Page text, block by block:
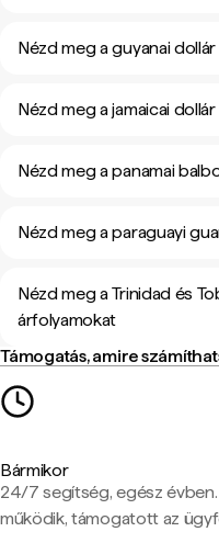
Nézd meg a guyanai
Nézd meg a jamaicai
Nézd meg a panamai
Nézd meg a paraguayi
Nézd meg a Trinidad és
árfolyamokat
Támogatás, amire
Bármikor
24/7 segítség, egész
működik, támogatott az